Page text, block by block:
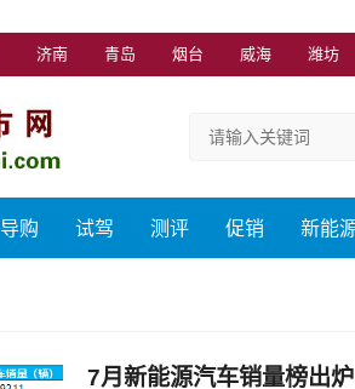
济南 青岛 烟台 威海 潍坊
导购 试驾 测评 促销 新能
7月新能源汽车销量榜出